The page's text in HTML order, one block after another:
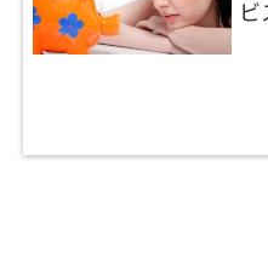
ビ